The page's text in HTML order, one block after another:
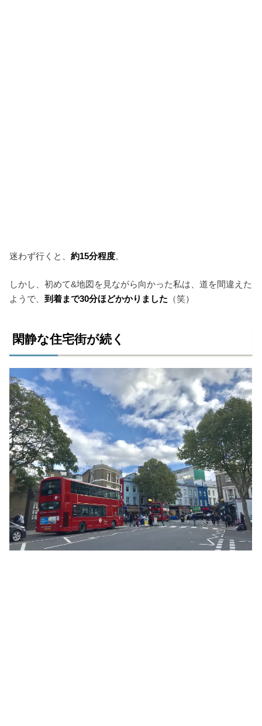
迷わず行くと、約15分程度。
しかし、初めて&地図を見ながら向かった私は、道を間違えた
ようで、到着まで30分ほどかかりました （笑）
閑静な住宅街が続く